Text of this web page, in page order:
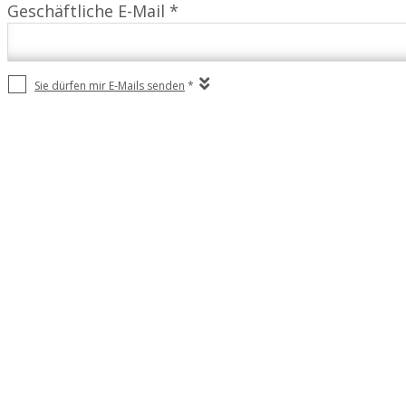
Geschäftliche E-Mail *
Sie dürfen mir E-Mails senden *